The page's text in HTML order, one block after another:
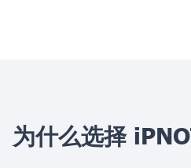
为什么选择